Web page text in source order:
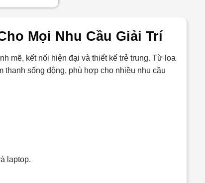
Mọi Nhu Cầu Giải Trí
mẽ, kết nối hiện đại và thiết kế trẻ trung. Từ loa
thanh sống động, phù hợp cho nhiều nhu cầu
laptop.